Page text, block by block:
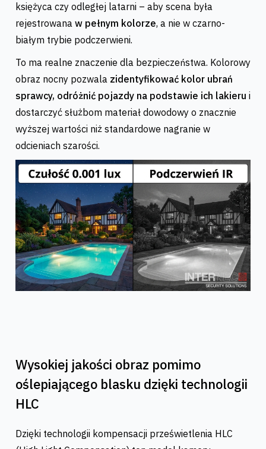
księżyca czy odległej latarni – aby scena była
rejestrowana w pełnym kolorze, a nie w czarno-
białym trybie podczerwieni.
To ma realne znaczenie dla bezpieczeństwa. Kolorowy
obraz nocny pozwala zidentyfikować kolor ubrań
sprawcy, odróżnić pojazdy na podstawie ich lakieru i
dostarczyć służbom materiał dowodowy o znacznie
wyższej wartości niż standardowe nagranie w
odcieniach szarości.
Wysokiej jakości obraz pomimo
oślepiającego blasku dzięki technologii
HLC
Dzięki technologii kompensacji prześwietlenia HLC